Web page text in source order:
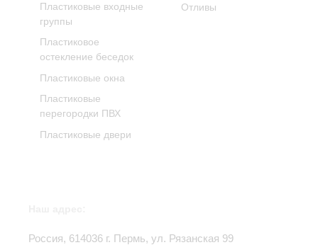
Пластиковые входные
группы
Пластиковое
остекление беседок
Пластиковые окна
Пластиковые
перегородки ПВХ
Пластиковые двери
Отливы
Россия, 614036 г. Пермь, ул. Рязанская 99